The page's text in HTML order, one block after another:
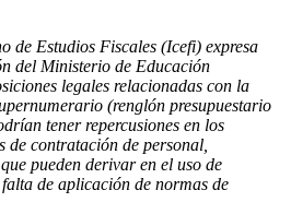
de Estudios Fiscales (Icefi) expresa
del Ministerio de Educación
legales relacionadas con la
(renglón presupuestario
tener repercusiones en los
de contratación de personal,
pueden derivar en el uso de
de aplicación de normas de